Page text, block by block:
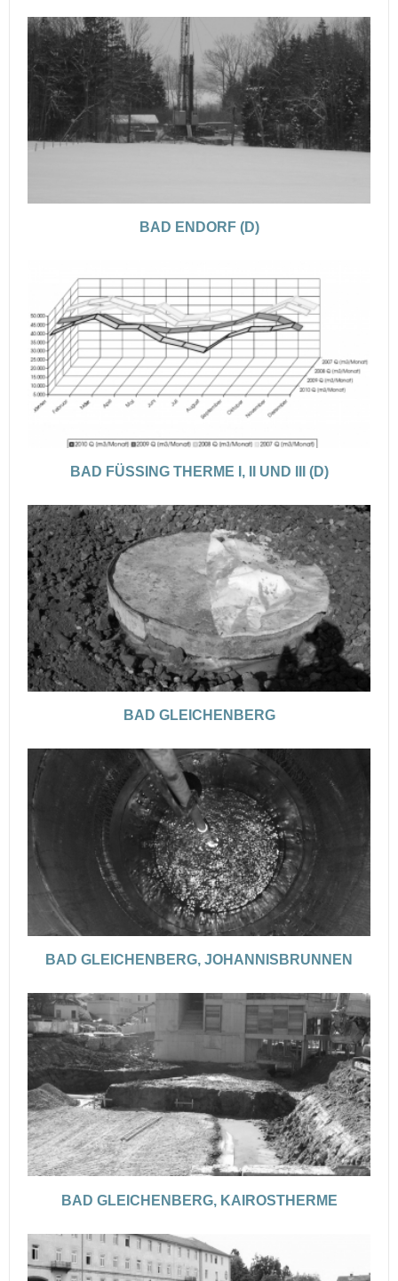
BAD ENDORF (D)
BAD FÜSSING THERME I, II UND III (D)
BAD GLEICHENBERG
BAD GLEICHENBERG, JOHANNISBRUNNEN
BAD GLEICHENBERG, KAIROSTHERME